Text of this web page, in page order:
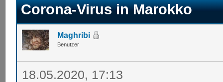
Corona-Virus in Marokko
Maghribi
Benutzer
18.05.2020, 17:13